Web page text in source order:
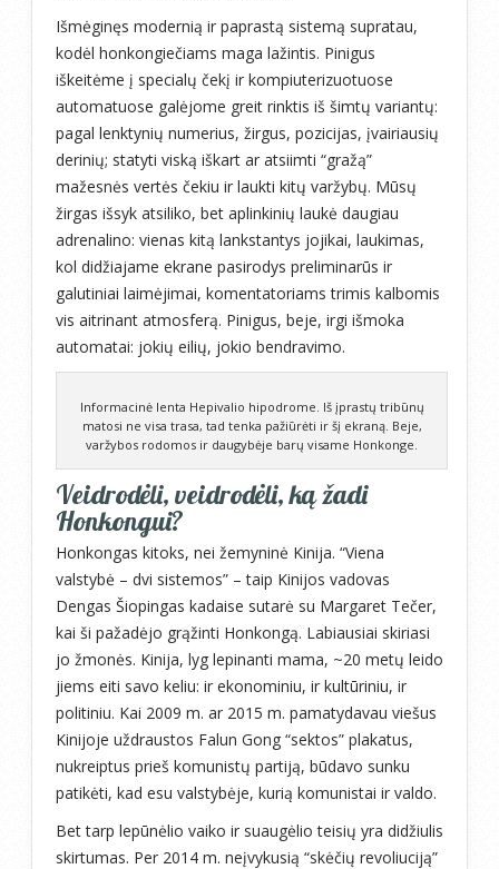
Išmėginęs modernią ir paprastą sistemą supratau,
kodėl honkongiečiams maga lažintis. Pinigus
iškeitėme į specialų čekį ir kompiuterizuotuose
automatuose galėjome greit rinktis iš šimtų variantų:
pagal lenktynių numerius, žirgus, pozicijas, įvairiausių
derinių; statyti viską iškart ar atsiimti “gražą”
mažesnės vertės čekiu ir laukti kitų varžybų. Mūsų
žirgas išsyk atsiliko, bet aplinkinių laukė daugiau
adrenalino: vienas kitą lankstantys jojikai, laukimas,
kol didžiajame ekrane pasirodys preliminarūs ir
galutiniai laimėjimai, komentatoriams trimis kalbomis
vis aitrinant atmosferą. Pinigus, beje, irgi išmoka
automatai: jokių eilių, jokio bendravimo.
Informacinė lenta Hepivalio hipodrome. Iš įprastų tribūnų
matosi ne visa trasa, tad tenka pažiūrėti ir šį ekraną. Beje,
varžybos rodomos ir daugybėje barų visame Honkonge.
Veidrodėli, veidrodėli, ką žadi
Honkongui?
Honkongas kitoks, nei žemyninė Kinija. “Viena
valstybė – dvi sistemos” – taip Kinijos vadovas
Dengas Šiopingas kadaise sutarė su Margaret Tečer,
kai ši pažadėjo grąžinti Honkongą. Labiausiai skiriasi
jo žmonės. Kinija, lyg lepinanti mama, ~20 metų leido
jiems eiti savo keliu: ir ekonominiu, ir kultūriniu, ir
politiniu. Kai 2009 m. ar 2015 m. pamatydavau viešus
Kinijoje uždraustos Falun Gong “sektos” plakatus,
nukreiptus prieš komunistų partiją, būdavo sunku
patikėti, kad esu valstybėje, kurią komunistai ir valdo.
Bet tarp lepūnėlio vaiko ir suaugėlio teisių yra didžiulis
skirtumas. Per 2014 m. neįvykusią “skėčių revoliuciją”